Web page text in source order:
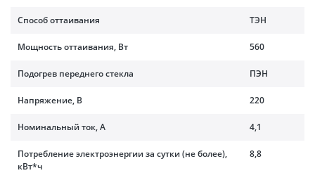
Способ оттаивания ТЭН
Мощность оттаивания, Вт 560
Подогрев переднего стекла ПЭН
Напряжение, В 220
Номинальный ток, A 4,1
Потребление электроэнергии за сутки (не более),
кВт*ч
8,8